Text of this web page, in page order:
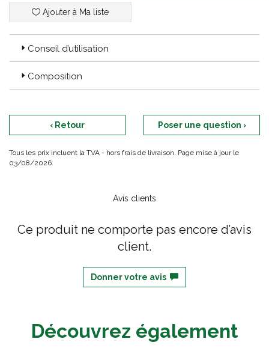
À partir de 3 ans.
Testé sous contrôle dermatologique
Ajouter à Ma liste
Conseil d’utilisation
Composition
‹ Retour Poser une question ›
Tous les prix incluent la TVA - hors frais de livraison. Page mise à jour le
03/08/2026.
Avis clients
Ce produit ne comporte pas encore d’avis
client.
Donner votre avis
Découvrez également